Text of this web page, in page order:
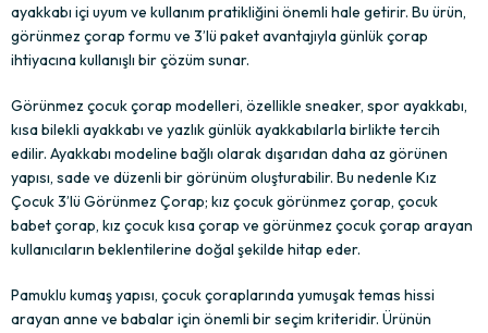
ayakkabı içi uyum ve kullanım pratikliğini önemli hale getirir. Bu ürün,
görünmez çorap formu ve 3’lü paket avantajıyla günlük çorap
ihtiyacına kullanışlı bir çözüm sunar.
Görünmez çocuk çorap modelleri, özellikle sneaker, spor ayakkabı,
kısa bilekli ayakkabı ve yazlık günlük ayakkabılarla birlikte tercih
edilir. Ayakkabı modeline bağlı olarak dışarıdan daha az görünen
yapısı, sade ve düzenli bir görünüm oluşturabilir. Bu nedenle Kız
Çocuk 3’lü Görünmez Çorap; kız çocuk görünmez çorap, çocuk
babet çorap, kız çocuk kısa çorap ve görünmez çocuk çorap arayan
kullanıcıların beklentilerine doğal şekilde hitap eder.
Pamuklu kumaş yapısı, çocuk çoraplarında yumuşak temas hissi
arayan anne ve babalar için önemli bir seçim kriteridir. Ürünün